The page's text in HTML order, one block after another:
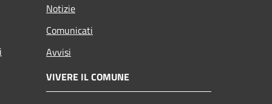
Notizie
Comunicati
Avvisi
VIVERE IL COMUNE